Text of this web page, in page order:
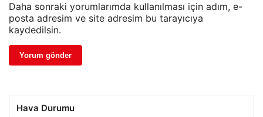
Daha sonraki yorumlarımda kullanılması için adım, e-
posta adresim ve site adresim bu tarayıcıya
kaydedilsin.
Hava Durumu